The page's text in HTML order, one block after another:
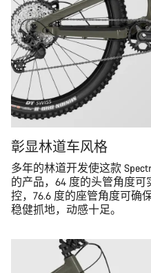
彰显林道车风格
多年的林道开发使这款
的产品，64 度的头管角度
控，76.6 度的座管角度可确
稳健抓地，动感十足。